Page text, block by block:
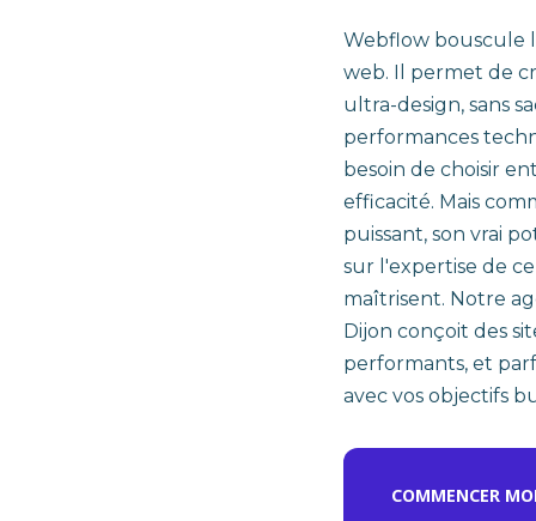
Webflow bouscule
web. Il permet de
ultra-design, sans
performances
besoin de choisir
efficacité. Mais
puissant, son vrai
sur l'expertise de
maîtrisent. Notre
Dijon conçoit des
performants, et
avec vos objectifs
COMMENCER